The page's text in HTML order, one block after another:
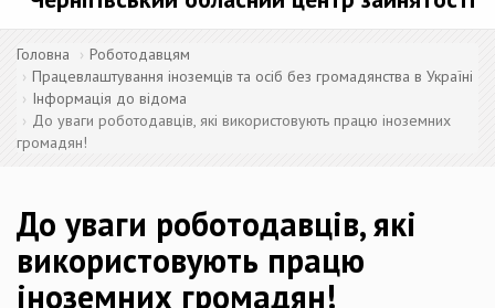
Головна
Роботодавцям
Працевлаштування іноземців та осіб без громадянства в Україні
Інформація до відома
До уваги роботодавців, які використовують працю іноземних
громадян!
До уваги роботодавців, які
використовують працю
іноземних громадян!